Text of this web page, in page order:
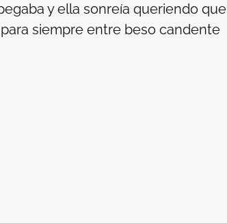
y ella sonreía queriendo que
siempre entre beso candente